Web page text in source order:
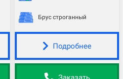
Брус строганный
Подробнее